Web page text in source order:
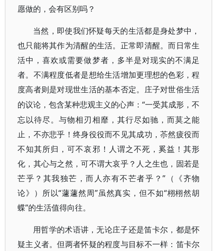
愿做的，会有区别吗？
当然，即使我们怀疑每天的生活都是身处梦中，
也只能将其作为清醒的生活。正常即清醒。而日常生
活中，喜欢或需要做梦者，多半是对现实的不满足
者。不满程度低者是想给生活增加更理想的色彩，程
度高者则是对现世生活的基本否定。庄子对世俗生活
的议论，包含某种悲观主义的心声：“一受其成形，不
忘以待尽。与物相刃相靡，其行尽如驰，而莫之能
止，不亦悲乎！终身役役而不见其成功，苶然疲役而
不知其所归，可不哀邪！人谓之不死，奚益！其形
化，其心与之然，可不谓大哀乎？人之生也，固若是
芒乎？其我独芒，而人亦有不芒者乎？”（《齐物
论》）所以“蘧蘧然周”虽然真实，但不如“栩栩然胡
蝶”的生活值得向往。
用哲学的术语讲，无论庄子还是笛卡尔，都是怀
疑主义者。但两者怀疑的程度与目标不一样：笛卡尔